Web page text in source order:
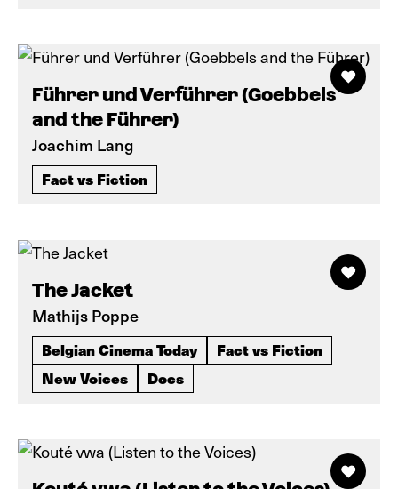
Führer und Verführer (Goebbels
and the Führer)
Joachim Lang
Fact vs Fiction
The Jacket
Mathijs Poppe
Belgian Cinema Today
Fact vs Fiction
New Voices
Docs